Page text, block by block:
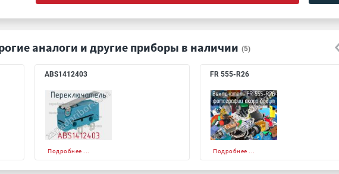
аналоги и другие приборы в наличии (5)
ABS1412403
Подробнее ...
FR 555-R26
Подробнее ...